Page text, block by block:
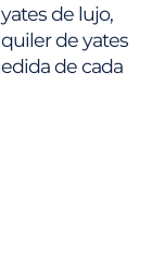
de lujo,
de yates
de cada